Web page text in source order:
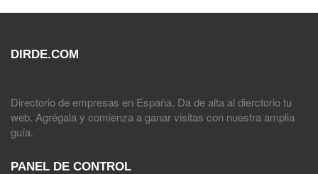
DIRDE.COM
Directorio de empresas en España. Da de alta al dierctorio tu
web. Agrégala y comienza a ganar visitas con nuestra amplia
guía.
PANEL DE CONTROL